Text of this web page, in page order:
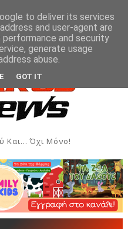
Αστακού
Και... Όχι Μόνο!
to deliver its services
and user-agent are
and security
generate usage
abuse.
GOT IT